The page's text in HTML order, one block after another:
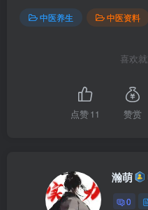
中医养生 中医资料
喜欢
点赞11 赞赏
瀚萌
0